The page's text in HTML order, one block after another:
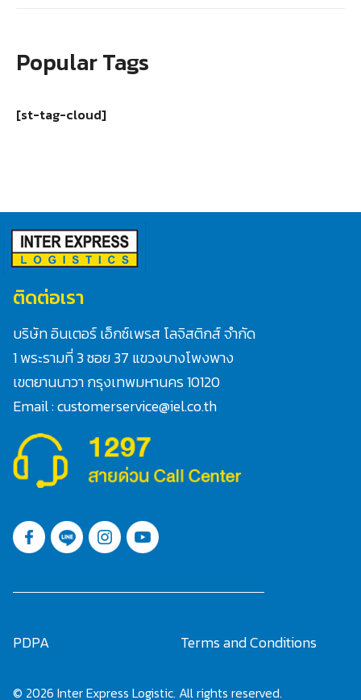
Popular Tags
[st-tag-cloud]
ติดต่อเรา
บริษัท อินเตอร์ เอ็กซ์เพรส โลจิสติกส์ จำกัด
1 พระรามที่ 3 ซอย 37 แขวงบางโพงพาง
เขตยานนาวา กรุงเทพมหานคร 10120
Email : customerservice@iel.co.th
PDPA Terms and Conditions
© 2026 Inter Express Logistic. All rights reserved.